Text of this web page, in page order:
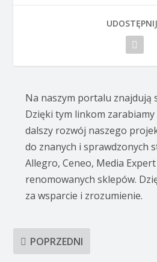
UDOSTĘPNIJ
Na naszym portalu znajdują
Dzięki tym linkom
dalszy rozwój naszego
do znanych i sprawdzonych
Allegro, Ceneo, Media
renomowanych sklepów.
za wsparcie i zrozumienie.
POPRZEDNI